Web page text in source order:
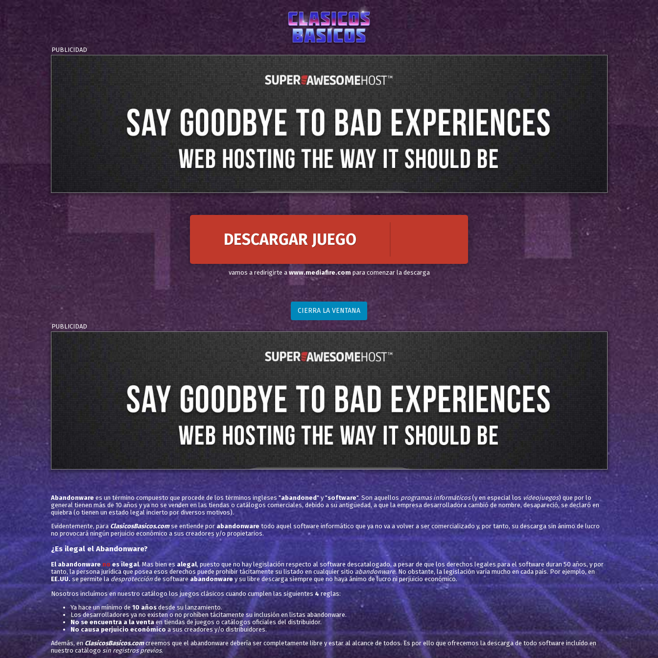
DESCARGAR JUEGO
vamos a redirigirte a www.mediafire.com para comenzar la descarga
CIERRA LA VENTANA
Abandonwarees un término compuesto que procede de los términos ingleses "abandoned" y "software". Son aquellos programas informáticos(y en especial los videojuegos) que por lo
general tienen más de 10 años y ya no se venden en las tiendas o catálogos comerciales, debido a su antigüedad, a que la empresa desarrolladora cambió de nombre, desapareció, se declaró en
quiebra (o tienen un estado legal incierto por diversos motivos).
Evidentemente, para ClasicosBasicos.comse entiende por abandonware todo aquel software informático que ya no va a volver a ser comercializado y, por tanto, su descarga sin ánimo de lucro
no provocará ningún perjuicio económico a sus creadores y/o propietarios.
¿Es ilegal el Abandonware?
El abandonwareno es ilegal. Mas bien es alegal, puesto que no hay legislación respecto al software descatalogado, a pesar de que los derechos legales para el software duran 50 años, y por
tanto, la persona jurídica que posea esos derechos puede prohibir tácitamente su listado en cualquier sitio abandonware. No obstante, la legislación varía mucho en cada país. Por ejemplo, en
EE.UU. se permite la desprotección de softwareabandonware y su libre descarga siempre que no haya ánimo de lucro ni perjuicio económico.
Nosotros incluímos en nuestro catálogo los juegos clásicos cuando cumplen las siguientes 4 reglas:
Ya hace un mínimo de 10 añosdesde su lanzamiento.
Los desarrolladores ya no existen o no prohíben tácitamente su inclusión en listas abandonware.
No se encuentra a la ventaen tiendas de juegos o catálogos oficiales del distribuidor.
No causa perjuicio económicoa sus creadores y/o distribuidores.
Además, en ClasicosBasicos.comcreemos que el abandonware debería ser completamente libre y estar al alcance de todos. Es por ello que ofrecemos la descarga de todo software incluído en
nuestro catálogo sin registros previos.